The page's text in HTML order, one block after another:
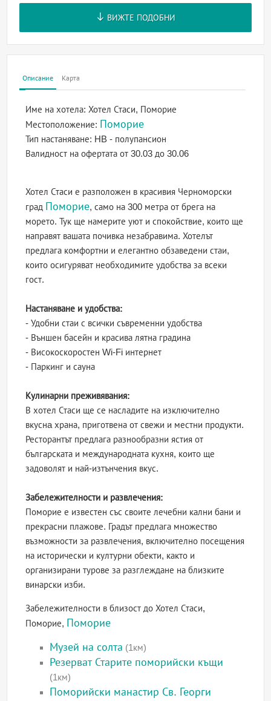
ВИЖТЕ ПОДОБНИ
Описание Карта
Име на хотела: Хотел Стаси, Поморие
Местоположение: Поморие
Тип настаняване: HB - полупансион
Валидност на офертатаот 30.03 до 30.06
Хотел Стаси е разположен в красивия Черноморски
град Поморие, само на 300 метра от брега на
морето. Тук ще намерите уют и спокойствие, които ще
направят вашата почивка незабравима. Хотелът
предлага комфортни и елегантно обзаведени стаи,
които осигуряват необходимите удобства за всеки
гост.
Настаняване и удобства:
- Удобни стаи с всички съвременни удобства
- Външен басейн и красива лятна градина
- Високоскоростен Wi-Fi интернет
- Паркинг и сауна
Кулинарни преживявания:
В хотел Стаси ще се насладите на изключително
вкуснa храна, приготвена от свежи и местни продукти.
Ресторантът предлага разнообразни ястия от
българската и международната кухня, които ще
задоволят и най-изтънчения вкус.
Забележителности и развлечения:
Поморие е известен със своите лечебни кални бани и
прекрасни плажове. Градът предлага множество
възможности за развлечения, включително посещения
на исторически и културни обекти, както и
организирани турове за разглеждане на близките
винарски изби.
Забележителности в близост до Хотел Стаси,
Поморие, Поморие
Музей на солта (1км)
Резерват Старите поморийски къщи
(1км)
Поморийски манастир Св. Георги